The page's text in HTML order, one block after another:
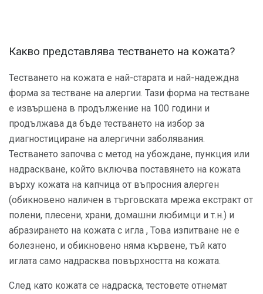
Какво представлява тестването на кожата?
Тестването на кожата е най-старата и най-надеждна
форма за тестване на алергии. Тази форма на тестване
е извършена в продължение на 100 години и
продължава да бъде тестването на избор за
диагностициране на алергични заболявания.
Тестването започва с метод на убождане, пункция или
надраскване, който включва поставянето на кожата
върху кожата на капчица от въпросния алерген
(обикновено наличен в търговската мрежа екстракт от
полени, плесени, храни, домашни любимци и т.н.) и
абразирането на кожата с игла , Това изпитване не е
болезнено, и обикновено няма кървене, тъй като
иглата само надрасква повърхността на кожата.
След като кожата се надраска, тестовете отнемат